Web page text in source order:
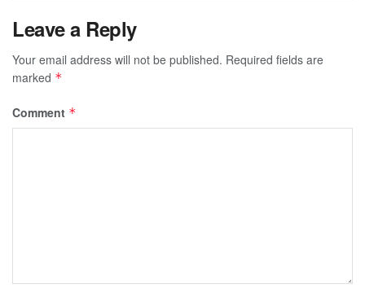
Leave a Reply
Your email address will not be published. Required fields are
marked *
Comment *